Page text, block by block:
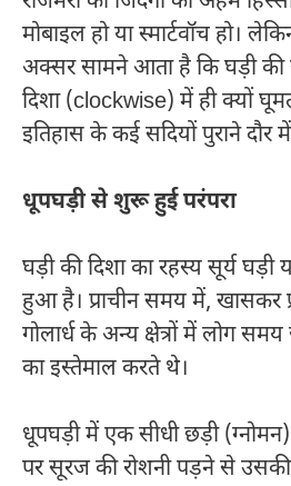
मोबाइल हो या स्मार्टवॉच हो।
अक्सर सामने आता है कि घड़ी की
दिशा (clockwise) में ही क्यों
इतिहास के कई सदियों पुराने दौर
धूपघड़ी से शुरू हुई परंपरा
घड़ी की दिशा का रहस्य सूर्य घड़ी
हुआ है। प्राचीन समय में, खासकर
गोलार्ध के अन्य क्षेत्रों में लोग
का इस्तेमाल करते थे।
धूपघड़ी में एक सीधी छड़ी
पर सूरज की रोशनी पड़ने से उसकी